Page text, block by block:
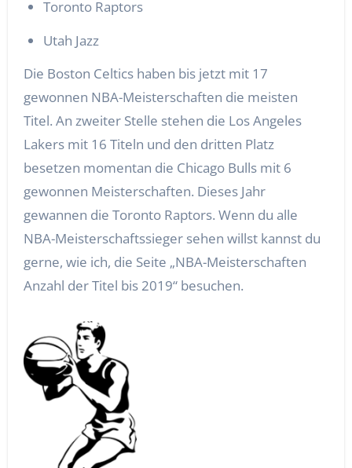
Toronto Raptors
Utah Jazz
Die Boston Celtics haben bis jetzt mit 17
gewonnen NBA-Meisterschaften die meisten
Titel. An zweiter Stelle stehen die Los Angeles
Lakers mit 16 Titeln und den dritten Platz
besetzen momentan die Chicago Bulls mit 6
gewonnen Meisterschaften. Dieses Jahr
gewannen die Toronto Raptors. Wenn du alle
NBA-Meisterschaftssieger sehen willst kannst du
gerne, wie ich, die Seite „NBA-Meisterschaften
Anzahl der Titel bis 2019“ besuchen.